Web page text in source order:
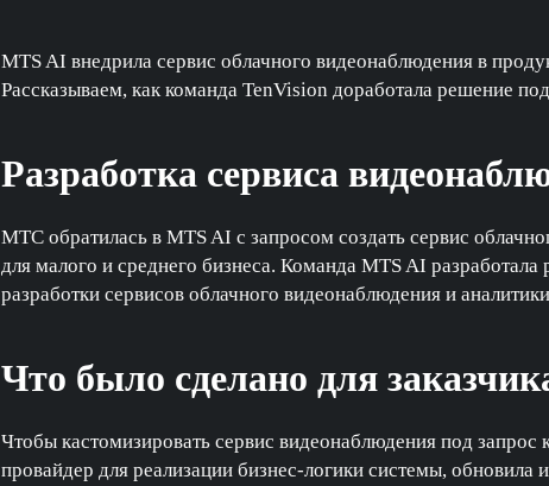
MTS AI внедрила сервис облачного видеонаблюдения в
Рассказываем, как команда TenVision доработала решение
Разработка сервиса
МТС обратилась в MTS AI с запросом создать сервис
для малого и среднего бизнеса. Команда MTS AI
разработки сервисов облачного видеонаблюдения и
Что было сделано для
Чтобы кастомизировать сервис видеонаблюдения под
провайдер для реализации бизнес-логики системы,